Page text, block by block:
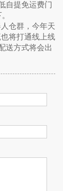
自提免运费门
仓群，今年天
将打通线上线
送方式将会出